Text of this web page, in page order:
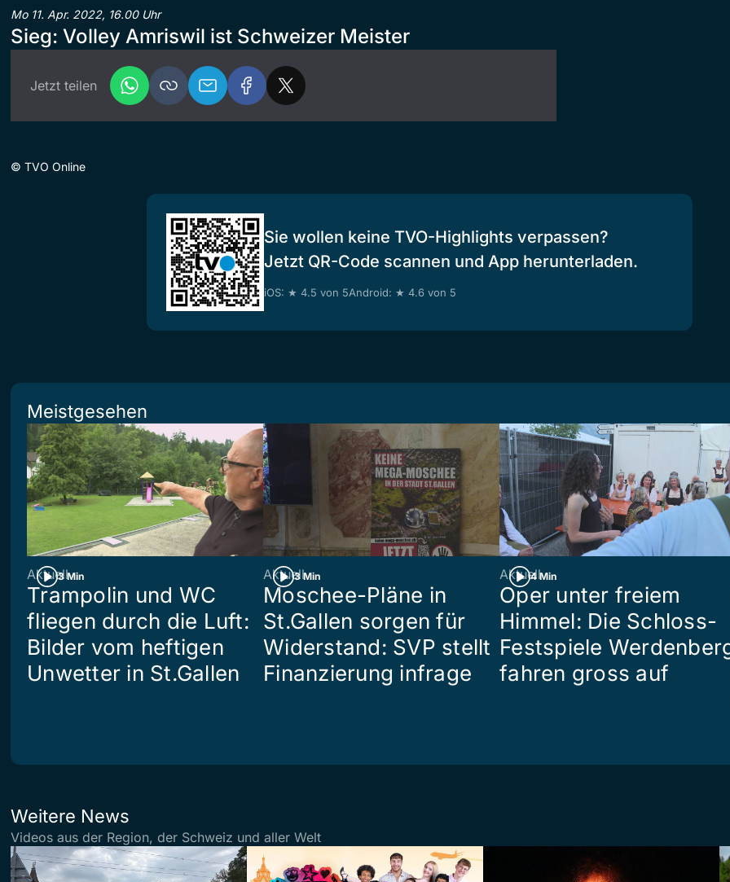
Mo 11. Apr. 2022, 16.00 Uhr
Sieg: Volley Amriswil ist Schweizer Meister
Jetzt teilen
© TVO Online
Sie wollen keine TVO-Highlights verpassen?
Jetzt QR-Code scannen und App herunterladen.
iOS: ★ 4.5 von 5Android: ★ 4.6 von 5
Meistgesehen
3 Min
Aktuell
Trampolin und WC
fliegen durch die Luft:
Bilder vom heftigen
Unwetter in St.Gallen
3 Min
Aktuell
Moschee-Pläne in
St.Gallen sorgen für
Widerstand: SVP stellt
Finanzierung infrage
4 Min
Aktuell
Oper unter freiem
Himmel: Die Schloss-
Festspiele
fahren gross auf
Weitere News
Videos aus der Region, der Schweiz und aller Welt